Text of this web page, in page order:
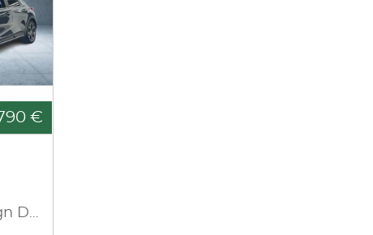
€
1.5 T-GDI 160ch Design DCT7 MY22